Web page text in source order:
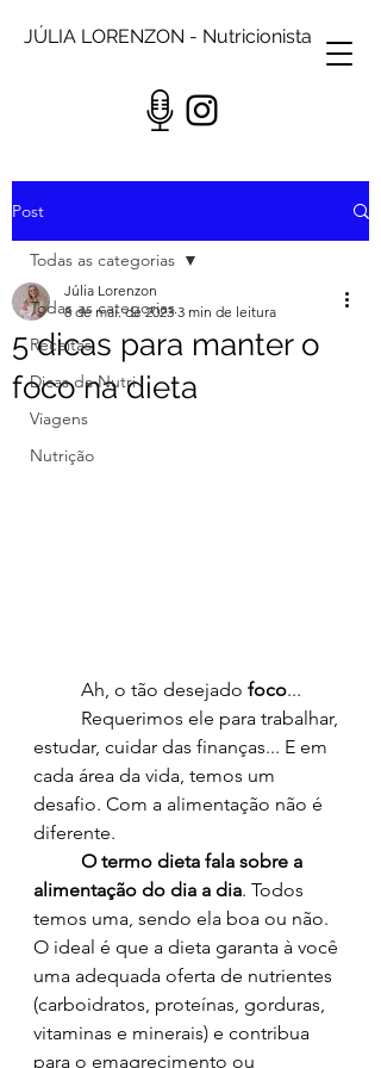
JÚLIA LORENZON - Nutricionista
Post
Todas as categorias
Receitas
Dicas da Nutri
Viagens
Nutrição
Todas as categorias
5 dicas para manter o
foco na dieta
Júlia Lorenzon
8 de mai. de 2023 3 min de leitura
	Ah, o tão desejado
foco...
estudar, cuidar das finanças... E em
cada área da vida, temos um
desafio. Com a alimentação não é
diferente.
O termo dieta fala sobre a
alimentação do dia a dia. Todos
temos uma, sendo ela boa ou não.
O ideal é que a dieta garanta à você
uma adequada oferta de nutrientes
(carboidratos, proteínas, gorduras,
vitaminas e minerais) e contribua
para o emagrecimento ou